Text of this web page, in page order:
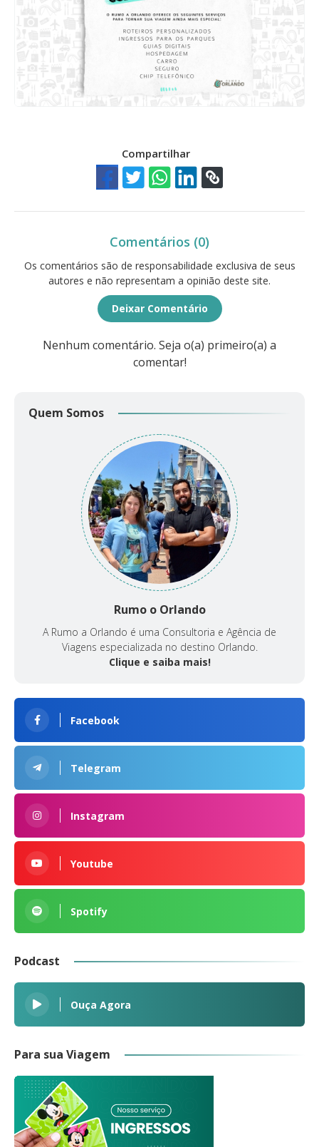
Compartilhar
Comentários (0)
Os comentários são de responsabilidade exclusiva de seus
autores e não representam a opinião deste site.
Deixar Comentário
Nenhum comentário. Seja o(a) primeiro(a) a
comentar!
Quem Somos
Rumo o Orlando
A Rumo a Orlando é uma Consultoria e Agência de
Viagens especializada no destino Orlando.
Clique e saiba mais!
Facebook
Telegram
Instagram
Youtube
Spotify
Podcast
Ouça Agora
Para sua Viagem